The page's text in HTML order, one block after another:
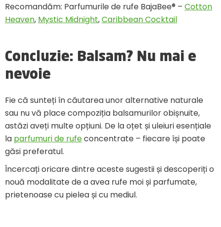
Recomandăm: Parfumurile de rufe BajaBee® – Cotton
Heaven, Mystic Midnight,Caribbean Cocktail
Concluzie: Balsam? Nu mai e
nevoie
Fie că sunteți în căutarea unor alternative naturale
sau nu vă place compoziția balsamurilor obișnuite,
astăzi aveți multe opțiuni. De la oțet și uleiuri esențiale
la parfumuri de rufeconcentrate – fiecare își poate
găsi preferatul.
Încercați oricare dintre aceste sugestii și descoperiți o
nouă modalitate de a avea rufe moi și parfumate,
prietenoase cu pielea și cu mediul.